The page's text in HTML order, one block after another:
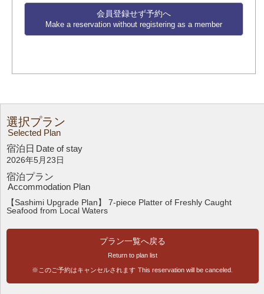
会員登録せず予約へ
Make a reservation without registering as a member
選択プラン
Selected Plan
宿泊日 Date of stay
2026年5月23日
宿泊プラン
Accommodation Plan
【Sashimi Upgrade Plan】 7-piece Platter of Freshly Caught
Seafood from Local Waters
プラン一覧へ戻る
Return to plan list
※このご予約はキャンセルされます This reservation will be canceled.